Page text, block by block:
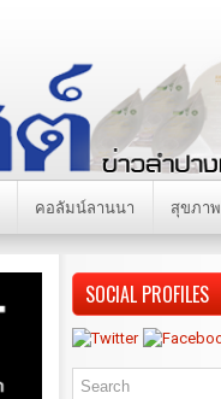
คอลัมน์ลานนา สุขภาพ
SOCIAL PROFILES